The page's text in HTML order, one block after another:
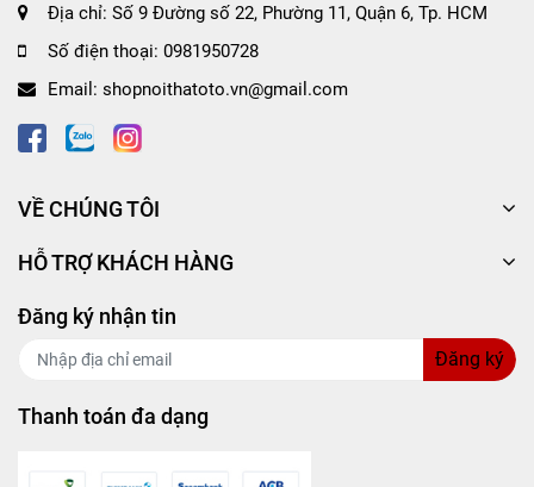
Địa chỉ: Số 9 Đường số 22, Phường 11, Quận 6, Tp. HCM
Số điện thoại: 0981950728
Email: shopnoithatoto.vn@gmail.com
VỀ CHÚNG TÔI
HỖ TRỢ KHÁCH HÀNG
Đăng ký nhận tin
Đăng ký
Thanh toán đa dạng